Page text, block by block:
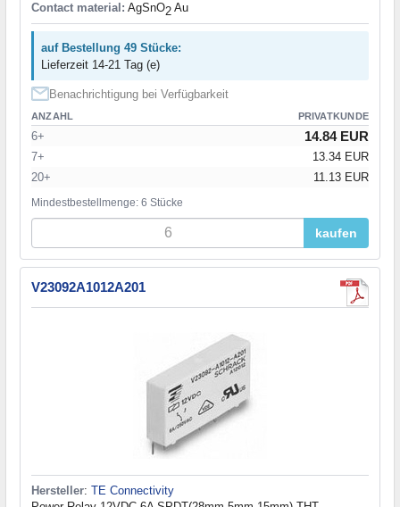
Contact material: AgSnO2 Au
auf Bestellung 49 Stücke:
Lieferzeit 14-21 Tag (e)
Benachrichtigung bei Verfügbarkeit
ANZAHL PRIVATKUNDE
6+ 14.84 EUR
7+
13.34 EUR
20+
11.13 EUR
Mindestbestellmenge: 6 Stücke
kaufen
V23092A1012A201
Hersteller: TE Connectivity